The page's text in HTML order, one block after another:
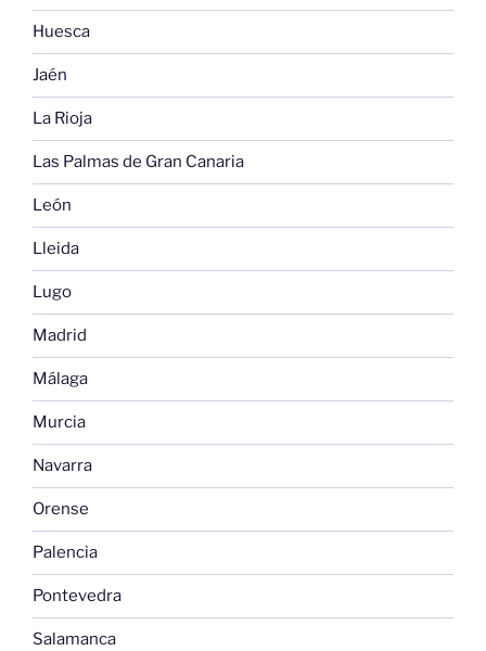
Huesca
Jaén
La Rioja
Las Palmas de Gran Canaria
León
Lleida
Lugo
Madrid
Málaga
Murcia
Navarra
Orense
Palencia
Pontevedra
Salamanca